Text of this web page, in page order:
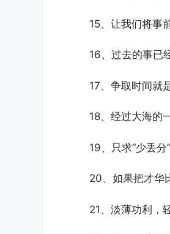
15、让我们将事
16、过去的事已
17、争取时间就
18、经过大海的
19、只求“少丢分
20、如果把才华
21、淡薄功利，